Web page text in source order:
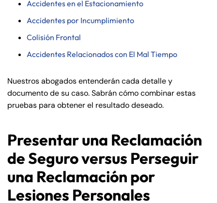
Accidentes en el Estacionamiento
Accidentes por Incumplimiento
Colisión Frontal
Accidentes Relacionados con El Mal Tiempo
Nuestros abogados entenderán cada detalle y
documento de su caso. Sabrán cómo combinar estas
pruebas para obtener el resultado deseado.
Presentar una Reclamación
de Seguro versus Perseguir
una Reclamación por
Lesiones Personales